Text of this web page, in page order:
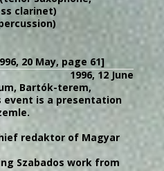
clarinet)
20 May, page 61]
1996, 12 June
Bartók-terem,
event is a presentation
redaktor of Magyar
Szabados work from